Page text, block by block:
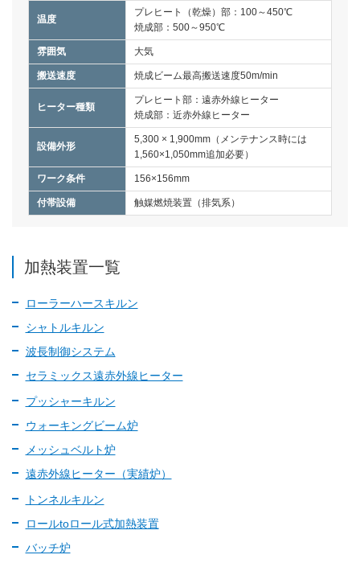
温度
プレヒート（乾燥）部：100～450℃
焼成部：500～950℃
雰囲気 大気
搬送速度 焼成ビーム最高搬送速度50m/min
ヒーター種類
プレヒート部：遠赤外線ヒーター
焼成部：近赤外線ヒーター
設備外形
5,300 × 1,900mm（メンテナンス時には
1,560×1,050mm追加必要）
ワーク条件 156×156mm
付帯設備 触媒燃焼装置（排気系）
加熱装置一覧
ローラーハースキルン
シャトルキルン
波長制御システム
セラミックス遠赤外線ヒーター
プッシャーキルン
ウォーキングビーム炉
メッシュベルト炉
遠赤外線ヒーター（実績炉）
トンネルキルン
ロールtoロール式加熱装置
バッチ炉